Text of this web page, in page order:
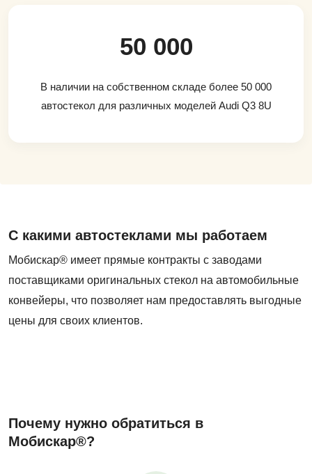
50 000
В наличии на собственном складе более 50 000
автостекол для различных моделей Audi Q3 8U
С какими автостеклами мы работаем
Мобискар® имеет прямые контракты с заводами
поставщиками оригинальных стекол на автомобильные
конвейеры, что позволяет нам предоставлять выгодные
цены для своих клиентов.
Почему нужно обратиться в
Мобискар®?